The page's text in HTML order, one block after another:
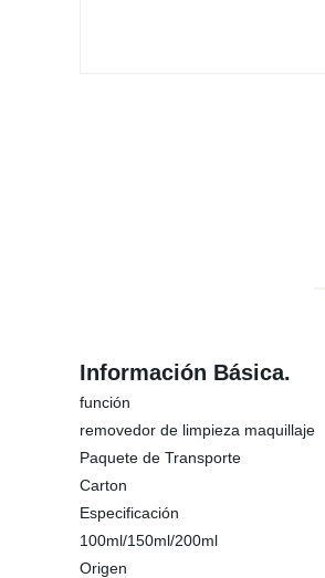
Información Básica.
función
removedor de limpieza maquillaje
Paquete de Transporte
Carton
Especificación
100ml/150ml/200ml
Origen